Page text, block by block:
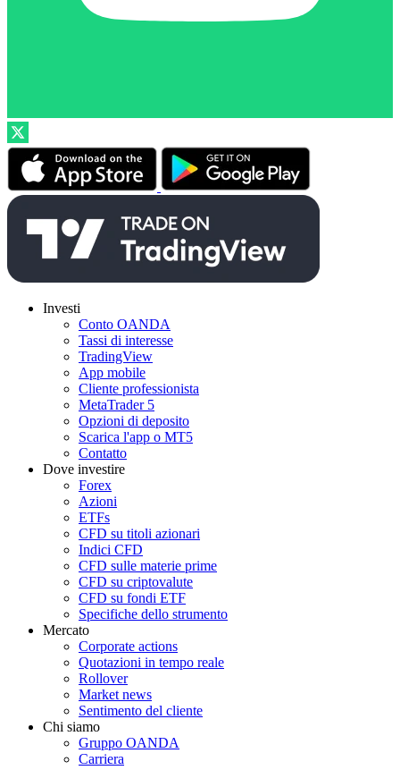
Investi
Conto OANDA
Tassi di interesse
TradingView
App mobile
Cliente professionista
MetaTrader 5
Opzioni di deposito
Scarica l'app o MT5
Contatto
Dove investire
Forex
Azioni
ETFs
CFD su titoli azionari
Indici CFD
CFD sulle materie prime
CFD su criptovalute
CFD su fondi ETF
Specifiche dello strumento
Mercato
Corporate actions
Quotazioni in tempo reale
Rollover
Market news
Sentimento del cliente
Chi siamo
Gruppo OANDA
Carriera